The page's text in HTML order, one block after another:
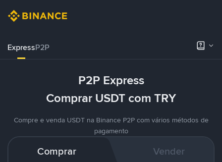
ExpressP2P
P2P Express
Comprar USDT com TRY
Compre e venda USDT na Binance P2P com vários métodos de
pagamento
Comprar Vender